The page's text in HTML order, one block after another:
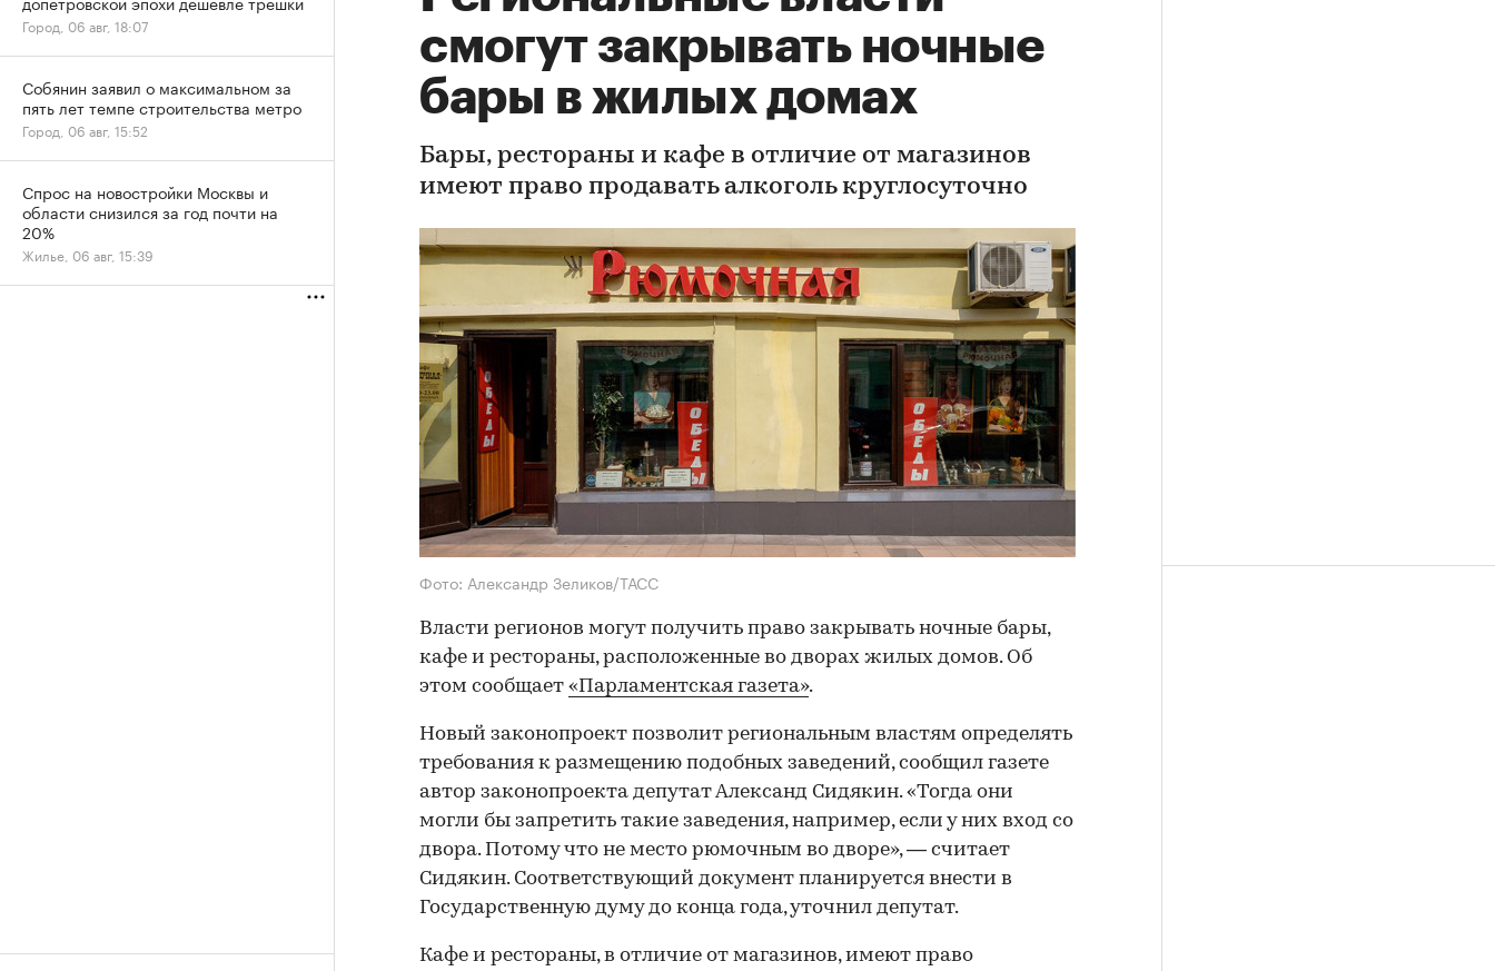
смогут закрывать ночные
бары в жилых домах
Бары, рестораны и кафе в отличие от магазинов
имеют право продавать алкоголь круглосуточно
Фото: Александр Зеликов/ТАСС
Власти регионов могут получить право закрывать ночные бары,
кафе и рестораны, расположенные во дворах жилых домов. Об
этом сообщает «Парламентская газета».
Новый законопроект позволит региональным властям определять
требования к размещению подобных заведений, сообщил газете
автор законопроекта депутат Александ Сидякин. «Тогда они
могли бы запретить такие заведения, например, если у них вход со
двора. Потому что не место рюмочным во дворе», — считает
Сидякин. Соответствующий документ планируется внести в
Государственную думу до конца года, уточнил депутат.
Кафе и рестораны, в отличие от магазинов, имеют право
Город, 06 авг, 18:07
Собянин заявил о максимальном за
пять лет темпе строительства метро
Город, 06 авг, 15:52
Спрос на новостройки Москвы и
области снизился за год почти на
20%
Жилье, 06 авг, 15:39